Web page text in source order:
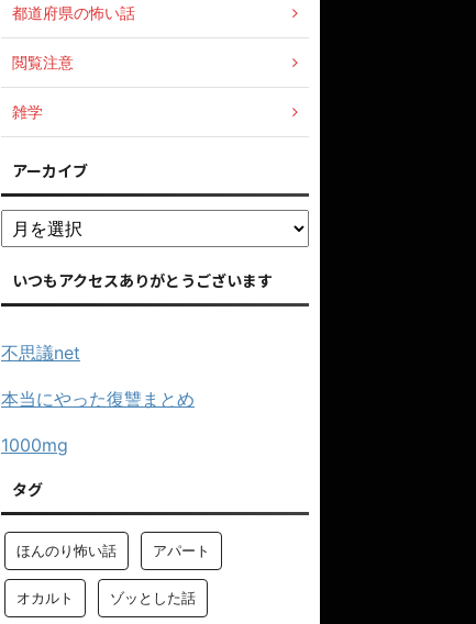
都道府県の怖い話
閲覧注意
雑学
アーカイブ
いつもアクセスありがとうございます
不思議net
本当にやった復讐まとめ
1000mg
タグ
ほんのり怖い話 アパート
オカルト ゾッとした話